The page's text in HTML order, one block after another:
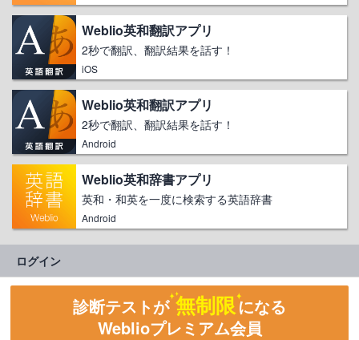
Weblio英和翻訳アプリ
2秒で翻訳、翻訳結果を話す！
iOS
Weblio英和翻訳アプリ
2秒で翻訳、翻訳結果を話す！
Android
Weblio英和辞書アプリ
英和・和英を一度に検索する英語辞書
Android
ログイン
診断テストが 無制限になる
Weblioプレミアム会員